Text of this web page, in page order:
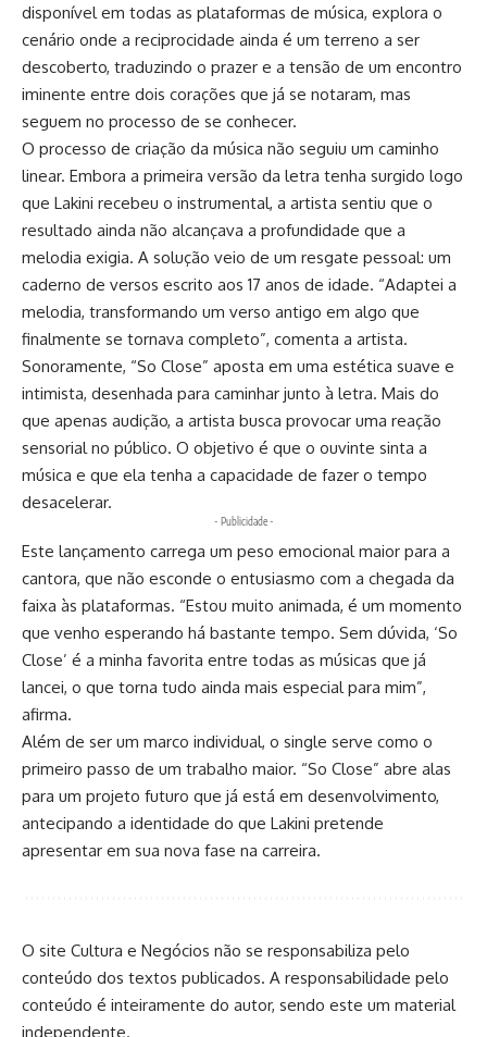
disponível em todas as plataformas de música, explora o
cenário onde a reciprocidade ainda é um terreno a ser
descoberto, traduzindo o prazer e a tensão de um encontro
iminente entre dois corações que já se notaram, mas
seguem no processo de se conhecer.
O processo de criação da música não seguiu um caminho
linear. Embora a primeira versão da letra tenha surgido logo
que Lakini recebeu o instrumental, a artista sentiu que o
resultado ainda não alcançava a profundidade que a
melodia exigia. A solução veio de um resgate pessoal: um
caderno de versos escrito aos 17 anos de idade. “Adaptei a
melodia, transformando um verso antigo em algo que
finalmente se tornava completo”, comenta a artista.
Sonoramente, “So Close” aposta em uma estética suave e
intimista, desenhada para caminhar junto à letra. Mais do
que apenas audição, a artista busca provocar uma reação
sensorial no público. O objetivo é que o ouvinte sinta a
música e que ela tenha a capacidade de fazer o tempo
desacelerar.
- Publicidade -
Este lançamento carrega um peso emocional maior para a
cantora, que não esconde o entusiasmo com a chegada da
faixa às plataformas. “Estou muito animada, é um momento
que venho esperando há bastante tempo. Sem dúvida, ‘So
Close’ é a minha favorita entre todas as músicas que já
lancei, o que torna tudo ainda mais especial para mim”,
afirma.
Além de ser um marco individual, o single serve como o
primeiro passo de um trabalho maior. “So Close” abre alas
para um projeto futuro que já está em desenvolvimento,
antecipando a identidade do que Lakini pretende
apresentar em sua nova fase na carreira.
O site Cultura e Negócios não se responsabiliza pelo
conteúdo dos textos publicados. A responsabilidade pelo
conteúdo é inteiramente do autor, sendo este um material
independente.